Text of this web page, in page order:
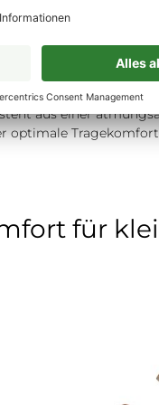
Däumling ist
süßen,
mit
Tragekomfort
aus einer
für